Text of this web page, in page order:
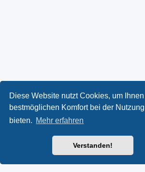
Diese Website nutzt Cookies, um
bestmöglichen Komfort bei der
bieten. Mehr erfahren
Verstanden!